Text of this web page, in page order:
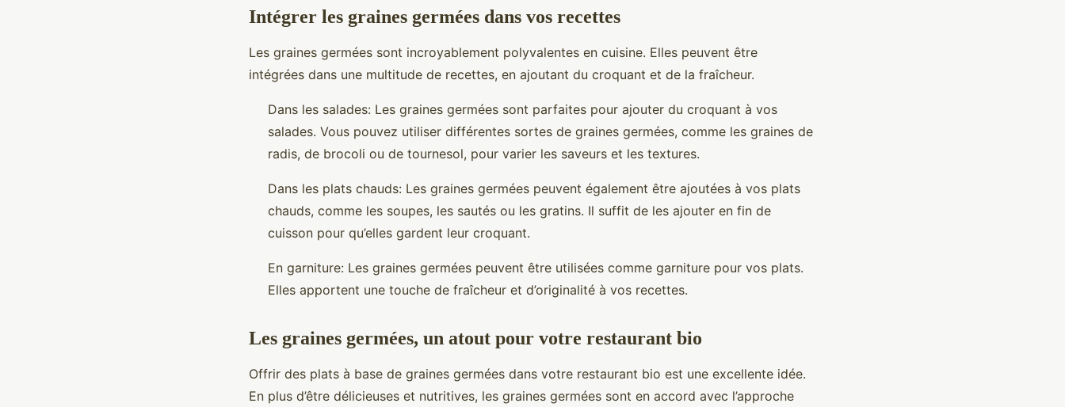
Intégrer les graines germées dans vos recettes
Les graines germées sont incroyablement polyvalentes en cuisine. Elles peuvent être
intégrées dans une multitude de recettes, en ajoutant du croquant et de la fraîcheur.
Dans les salades: Les graines germées sont parfaites pour ajouter du croquant à vos
salades. Vous pouvez utiliser différentes sortes de graines germées, comme les graines de
radis, de brocoli ou de tournesol, pour varier les saveurs et les textures.
Dans les plats chauds: Les graines germées peuvent également être ajoutées à vos plats
chauds, comme les soupes, les sautés ou les gratins. Il suffit de les ajouter en fin de
cuisson pour qu’elles gardent leur croquant.
En garniture: Les graines germées peuvent être utilisées comme garniture pour vos plats.
Elles apportent une touche de fraîcheur et d’originalité à vos recettes.
Les graines germées, un atout pour votre restaurant bio
Offrir des plats à base de graines germées dans votre restaurant bio est une excellente idée.
En plus d’être délicieuses et nutritives, les graines germées sont en accord avec l’approche